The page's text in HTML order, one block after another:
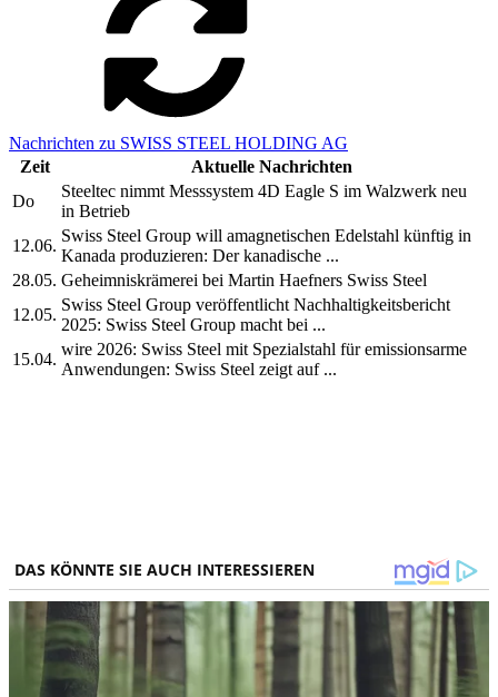
Nachrichten zu SWISS STEEL HOLDING AG
Zeit
Aktuelle Nachrichten
Do
Steeltec nimmt Messsystem 4D Eagle S im Walzwerk neu
in Betrieb
12.06.
Swiss Steel Group will amagnetischen Edelstahl künftig in
Kanada produzieren: Der kanadische ...
28.05. Geheimniskrämerei bei Martin Haefners Swiss Steel
12.05.
Swiss Steel Group veröffentlicht Nachhaltigkeitsbericht
2025: Swiss Steel Group macht bei ...
15.04.
wire 2026: Swiss Steel mit Spezialstahl für emissionsarme
Anwendungen: Swiss Steel zeigt auf ...